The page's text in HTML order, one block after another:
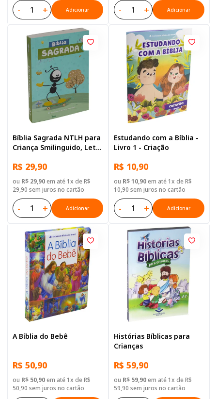
- + Adicionar - + Adicionar
Bíblia Sagrada NTLH para
Criança Smilinguido, Letra
Brochura Ilustrada: Cinza
R$ 29,90
ou R$ 29,90em até 1x de R$
29,90 sem juros no cartão
- + Adicionar
Estudando com a Bíblia -
Livro 1 - Criação
R$ 10,90
ou R$ 10,90em até 1x de R$
10,90 sem juros no cartão
- + Adicionar
A Bíblia do Bebê
R$ 50,90
ou R$ 50,90em até 1x de R$
50,90 sem juros no cartão
Histórias Bíblicas para
Crianças
R$ 59,90
ou R$ 59,90em até 1x de R$
59,90 sem juros no cartão